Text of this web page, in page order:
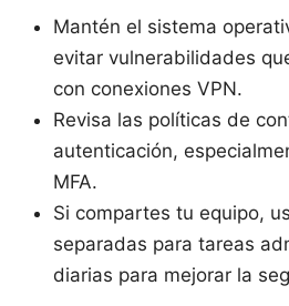
Mantén el sistema
evitar vulnerabilidades
con conexiones VPN.
Revisa las políticas de
autenticación,
MFA.
Si compartes tu equipo,
separadas para tareas
diarias para mejorar la